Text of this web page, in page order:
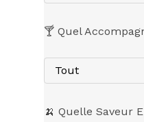
🍸 Quel
Tout
🍌 Quelle Saveur